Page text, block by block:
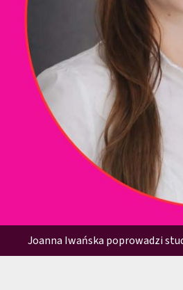
Joanna Iwańska poprowadzi